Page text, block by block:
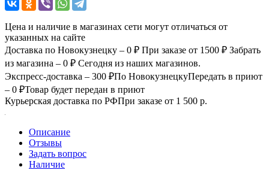
Цена и наличие в магазинах сети могут отличаться от
указанных на сайте
Доставка по Новокузнецку – 0 ₽ При заказе от 1500 ₽ Забрать
из магазина – 0 ₽ Сегодня из наших магазинов.
Экспресс-доставка – 300 ₽По НовокузнецкуПередать в приют
– 0 ₽Товар будет передан в приют
Курьерская доставка по РФПри заказе от 1 500 р.
Описание
Отзывы
Задать вопрос
Наличие